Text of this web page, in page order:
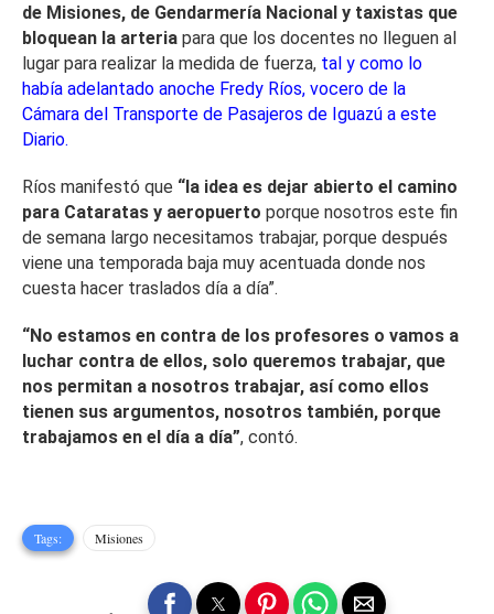
de Misiones, de Gendarmería Nacional y taxistas que
bloquean la arteria para que los docentes no lleguen al
lugar para realizar la medida de fuerza, tal y como lo
había adelantado anoche Fredy Ríos, vocero de la
Cámara del Transporte de Pasajeros de Iguazú a este
Diario.
Ríos manifestó que “la idea es dejar abierto el camino
para Cataratas y aeropuerto porque nosotros este fin
de semana largo necesitamos trabajar, porque después
viene una temporada baja muy acentuada donde nos
cuesta hacer traslados día a día”.
“No estamos en contra de los profesores o vamos a
luchar contra de ellos, solo queremos trabajar, que
nos permitan a nosotros trabajar, así como ellos
tienen sus argumentos, nosotros también, porque
trabajamos en el día a día”, contó.
Tags: Misiones